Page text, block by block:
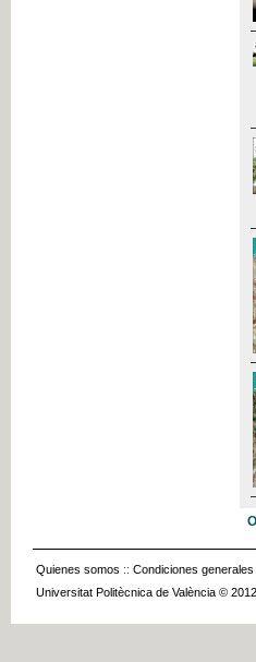
Quienes somos :: Condiciones
Universitat Politècnica de València © 2012